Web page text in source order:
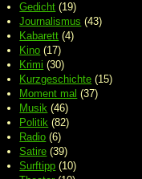
Gedicht (19)
Journalismus (43)
Kabarett (4)
Kino (17)
Krimi (30)
Kurzgeschichte (15)
Moment mal (37)
Musik (46)
Politik (82)
Radio (6)
Satire (39)
Surftipp (10)